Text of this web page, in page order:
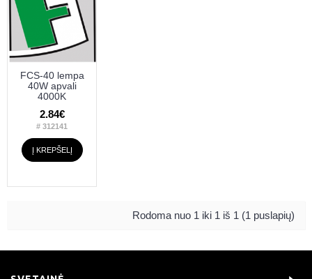
FCS-40 lempa
40W apvali
4000K
2.84€
# 312141
Į KREPŠELĮ
Rodoma nuo 1 iki 1 iš 1 (1 puslapių)